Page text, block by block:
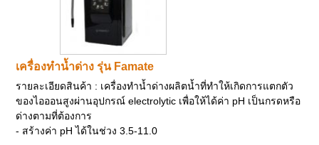
เครื่องทำน้ำด่าง รุ่น Famate
รายละเอียดสินค้า : เครื่องทำน้ำด่างผลิตน้ำที่ทำให้เกิดการแตกตัว
ของไอออนสูงผ่านอุปกรณ์ electrolytic เพื่อให้ได้ค่า pH เป็นกรดหรือ
ด่างตามที่ต้องการ
- สร้างค่า pH ได้ในช่วง 3.5-11.0